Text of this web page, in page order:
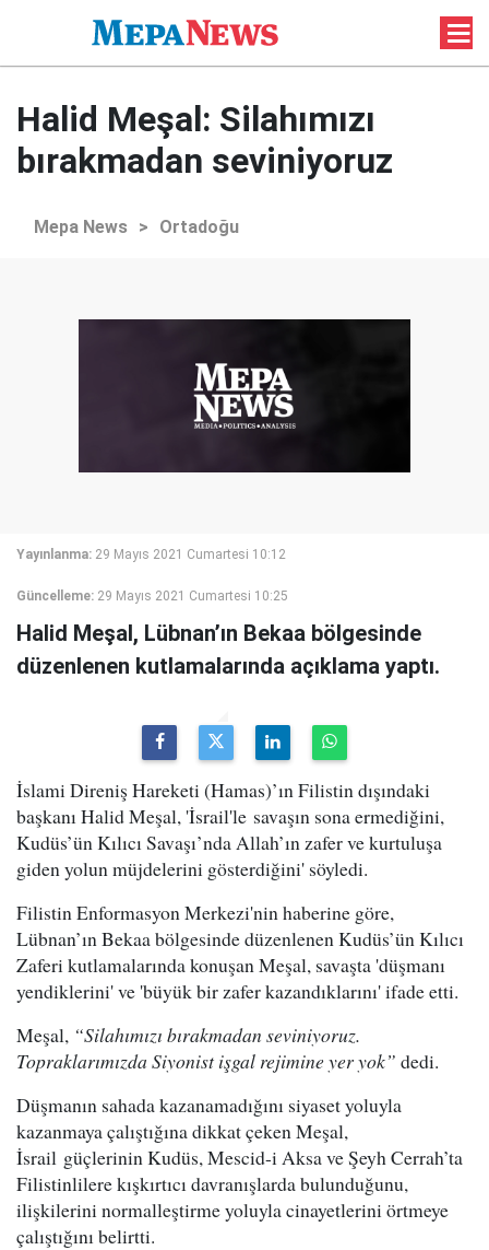
Halid Meşal: Silahımızı
bırakmadan seviniyoruz
Mepa News > Ortadoğu
Yayınlanma: 29 Mayıs 2021 Cumartesi 10:12
Güncelleme: 29 Mayıs 2021 Cumartesi 10:25
Halid Meşal, Lübnan’ın Bekaa bölgesinde
düzenlenen kutlamalarında açıklama yaptı.
İslami Direniş Hareketi (Hamas)’ın Filistin dışındaki
başkanı Halid Meşal, 'İsrail'le savaşın sona ermediğini,
Kudüs’ün Kılıcı Savaşı’nda Allah’ın zafer ve kurtuluşa
giden yolun müjdelerini gösterdiğini' söyledi.
Filistin Enformasyon Merkezi'nin haberine göre,
Lübnan’ın Bekaa bölgesinde düzenlenen Kudüs’ün Kılıcı
Zaferi kutlamalarında konuşan Meşal, savaşta 'düşmanı
yendiklerini' ve 'büyük bir zafer kazandıklarını' ifade etti.
Meşal, “Silahımızı bırakmadan seviniyoruz.
Topraklarımızda Siyonist işgal rejimine yer yok” dedi.
Düşmanın sahada kazanamadığını siyaset yoluyla
kazanmaya çalıştığına dikkat çeken Meşal,
İsrail güçlerinin Kudüs, Mescid-i Aksa ve Şeyh Cerrah’ta
Filistinlilere kışkırtıcı davranışlarda bulunduğunu,
ilişkilerini normalleştirme yoluyla cinayetlerini örtmeye
çalıştığını belirtti.